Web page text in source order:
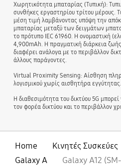
Χωρητικότητα μπαταρίας (Τυπική):
συνθήκες εργαστηρίου τρίτου μέρους.
μέση τιμή λαμβάνοντας υπόψη την
μπαταρίας μεταξύ των δειγμάτων
το πρότυπο IEC 61960. Η ονομαστική
4,900mAh. Η πραγματική διάρκεια
διαφέρει ανάλογα με το περιβάλλον
άλλους παράγοντες.
Virtual Proximity Sensing: Αίσθηση
λογισμικού χωρίς αισθητήρα εγγύτητας.
Η διαθεσιμότητα του δικτύου 5G
τον φορέα δικτύου και το περιβάλλον
Home Κινητές Συσκεύες
Galaxy A
Galaxy A12